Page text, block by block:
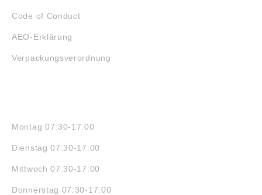
Code of Conduct
AEO-Erklärung
Verpackungsverordnung
Montag 07:30-17:00
Dienstag 07:30-17:00
Mittwoch 07:30-17:00
Donnerstag 07:30-17:00